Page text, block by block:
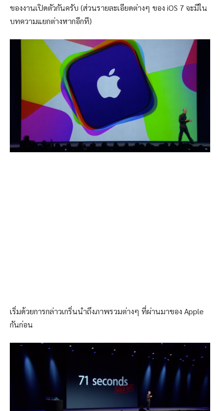
ของงานเปิดตัวกันครับ (ส่วนรายละเอียดต่างๆ ของ iOS 7 จะมีใน
บทความแยกต่างหากอีกที)
เริ่มด้วยการกล่าวเกริ่นนำถึงภาพรวมต่างๆ ที่ผ่านมาของ Apple
กันก่อน